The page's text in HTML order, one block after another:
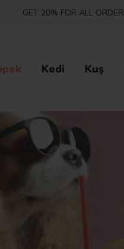
GET 20% FOR ALL
Kedi Kuş